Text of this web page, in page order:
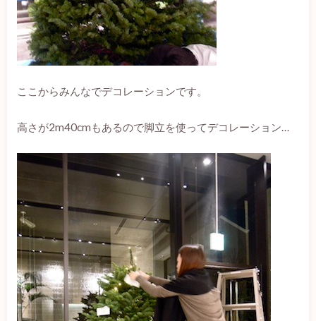
ここからみんなでデコレーションです。
高さが2m40cmもあるので脚立を使ってデコレーション…